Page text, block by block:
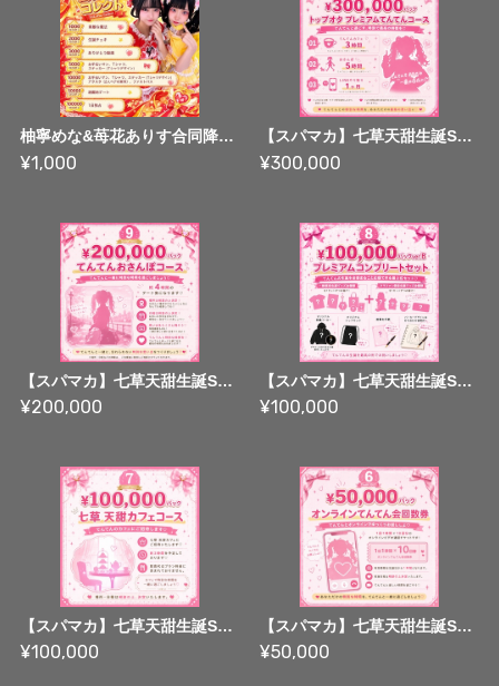
柚寧めな&苺花ありす合同降誕祭2026 ロロポンコレクト 1,000ロロポンコース
¥1,000
【スパマカ】七草天甜生誕SPパック10 : ¥300,000パック【生誕SPパック】
¥300,000
【スパマカ】七草天甜生誕SPパック09 : ¥200,000パック【生誕SPパック】
¥200,000
【スパマカ】七草天甜生誕SPパック08 : ¥100,000パックver.B【生誕SPパック】
¥100,000
【スパマカ】七草天甜生誕SPパック07 : ¥100,000パックver.A【生誕SPパック】
¥100,000
【スパマカ】七草天甜生誕SPパック06 : ¥50,000パックver.B【生誕SPパック】
¥50,000